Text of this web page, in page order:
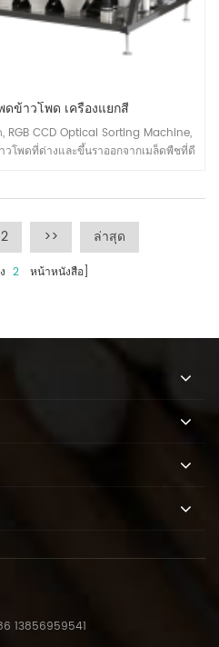
ดข้าวโพด เครื่องแยกสี
, RGB CCD Optical Sorting Machine,
โพดที่ด่างและขึ้นราออกจากเมล็ดพืชที่ดี
2 >> ล่าสุด
2 หน้าหนังสือ]
13856959541